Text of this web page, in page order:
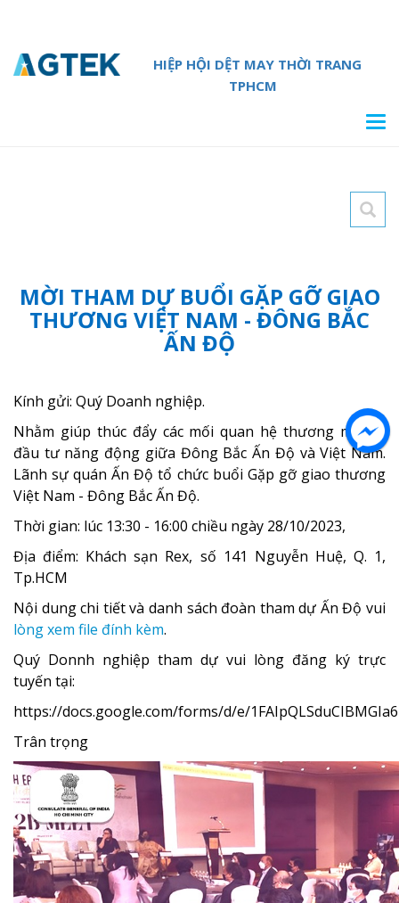
HIỆP HỘI DỆT MAY THỜI TRANG
TPHCM
MỜI THAM DỰ BUỔI GẶP GỠ GIAO
THƯƠNG VIỆT NAM - ĐÔNG BẮC
ẤN ĐỘ
Kính gửi: Quý Doanh nghiệp.
Nhằm giúp thúc đẩy các mối quan hệ thương mại và
đầu tư năng động giữa Đông Bắc Ấn Độ và Việt Nam.
Lãnh sự quán Ấn Độ tổ chức buổi Gặp gỡ giao thương
Việt Nam - Đông Bắc Ấn Độ.
Thời gian: lúc 13:30 - 16:00 chiều ngày 28/10/2023,
Địa điểm: Khách sạn Rex, số 141 Nguyễn Huệ, Q. 1,
Tp.HCM
Nội dung chi tiết và danh sách đoàn tham dự Ấn Độ vui
lòng xem file đính kèm.
Quý Donnh nghiệp tham dự vui lòng đăng ký trực
tuyến tại:
https://docs.google.com/forms/d/e/
Trân trọng